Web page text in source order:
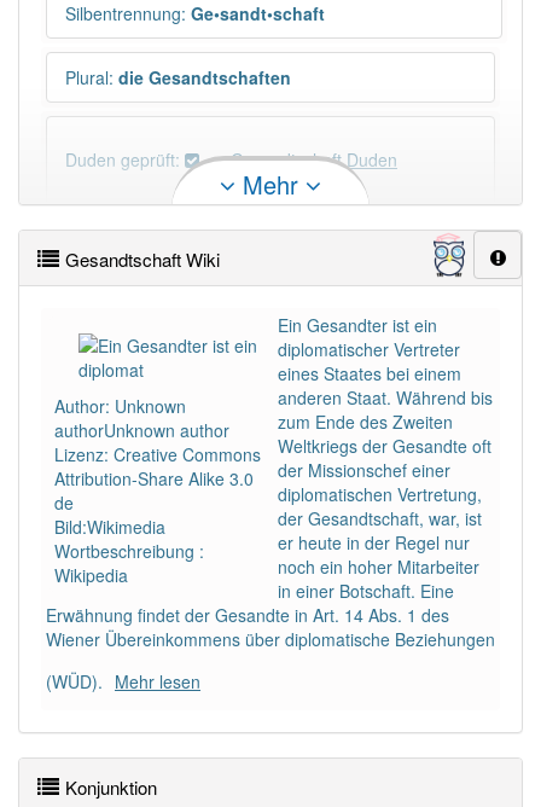
Silbentrennung: Ge•sandt•schaft
Plural: die Gesandtschaften
Duden geprüft: Gesandtschaft Duden
×
Wörter, die mit "-schaft" enden, haben fast immer
DER: 13 Ausnahmen
Beispiele
DIE:879
DAS:1Ausnahmen Beispiele
PowerIndex:3
Häufigkeit: 4 von 10
Wörter mit Endung
Mehr
Gesandtschaft Wiki
Author: Unknown
authorUnknown author
Lizenz: Creative Commons
Attribution-Share Alike 3.0
de
Bild:Wikimedia
Wortbeschreibung :
Wikipedia
Ein Gesandter ist ein
diplomatischer Vertreter
eines Staates bei einem
anderen Staat. Während bis
zum Ende des Zweiten
Weltkriegs der Gesandte oft
der Missionschef einer
diplomatischen Vertretung,
der Gesandtschaft, war, ist
er heute in der Regel nur
noch ein hoher Mitarbeiter
in einer Botschaft. Eine
Erwähnung findet der Gesandte in Art. 14 Abs. 1 des
Wiener Übereinkommens über diplomatische Beziehungen
(WÜD). Mehr lesen
Konjunktion